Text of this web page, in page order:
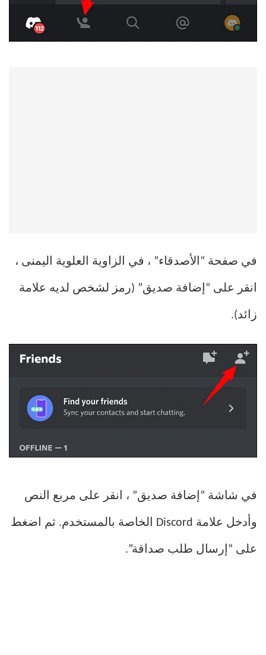
في صفحة “الأصدقاء” ، في الزاوية العلوية اليمنى ،
انقر على “إضافة صديق” (رمز لشخص لديه علامة
زائد).
في شاشة “إضافة صديق” ، انقر على مربع النص
وأدخل علامة Discord الخاصة بالمستخدم. ثم اضغط
على “إرسال طلب صداقة”.